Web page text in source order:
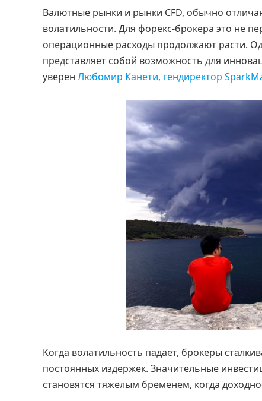
Валютные рынки и рынки CFD, обычно
волатильности. Для форекс-брокера это не
операционные расходы продолжают расти.
представляет собой возможность для
уверен Любомир Канети, гендиректор
Когда волатильность падает, брокеры
постоянных издержек. Значительные
становятся тяжелым бременем, когда